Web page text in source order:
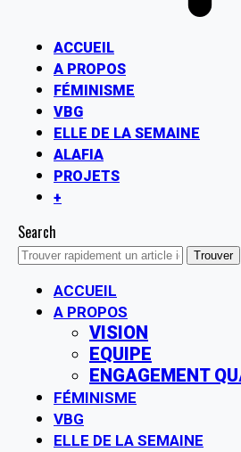
ACCUEIL
A PROPOS
FÉMINISME
VBG
ELLE DE LA SEMAINE
ALAFIA
PROJETS
+
Search
ACCUEIL
A PROPOS
VISION
EQUIPE
ENGAGEMENT
FÉMINISME
VBG
ELLE DE LA SEMAINE